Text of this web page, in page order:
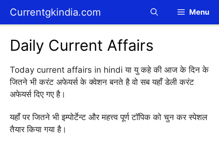
Currentgkindia.com Menu
Daily Current Affairs
Today current affairs in hindi या यु कहे की आज के दिन के
जितने भी करंट अफेयर्स के क्वेशन बनते है वो सब यहाँ डेली करंट
अफेयर्स दिए गए है।
यहाँ पर जितने भी इम्पोर्टेन्ट और महत्त्व पूर्ण टॉपिक को चुन कर स्पेशल
तैयार किया गया है।